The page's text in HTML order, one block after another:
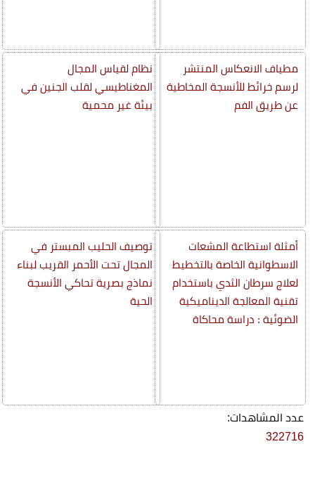
مطياف الانعكاس المنتشر
لرسم خرائط للأنسجة المخاطية
عن طريق الفم
أمثلة استطاعة المشعات
الاسطوانية الخاصة بالتخطيط
لعلاج سرطان الثدي باستخدام
تقنية المعالجة الديناميكية
الضوئية : دراسة محاكاة
نظام لقياس المجال
المغناطيسي لقلب الجنين في
بيئة غير محمية
توصيف الحليب المبستر في
المجال تحت الأحمر القريب لبناء
نماذج بصرية تحاكي الأنسجة
الحية
عدد المشاهدات:
322716